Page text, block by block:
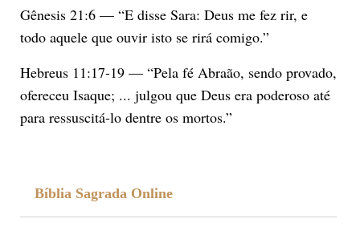
Gênesis 21:6 — “E disse Sara: Deus me fez rir, e
todo aquele que ouvir isto se rirá comigo.”
Hebreus 11:17-19 — “Pela fé Abraão, sendo provado,
ofereceu Isaque; ... julgou que Deus era poderoso até
para ressuscitá-lo dentre os mortos.”
Bíblia Sagrada Online